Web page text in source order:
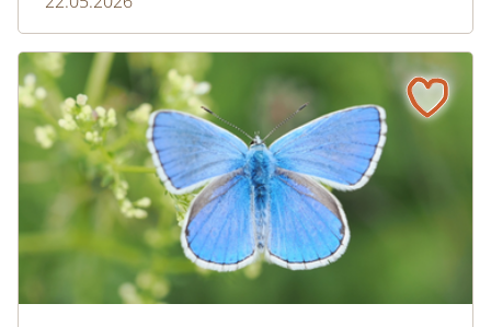
Artenvielfalt.
Schmetterling des Jahres 2026 – Der Himmelblaue